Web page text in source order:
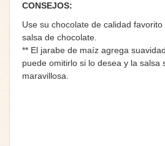
CONSEJOS:
Use su chocolate de calidad
salsa de chocolate.
** El jarabe de maíz agrega
puede omitirlo si lo desea y la salsa
maravillosa.